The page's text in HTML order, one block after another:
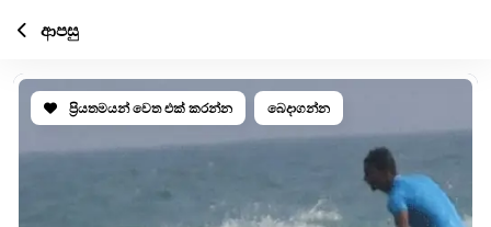
ප්‍රියතමයන් වෙත එක් කරන්න බෙදාගන්න
ආපසු